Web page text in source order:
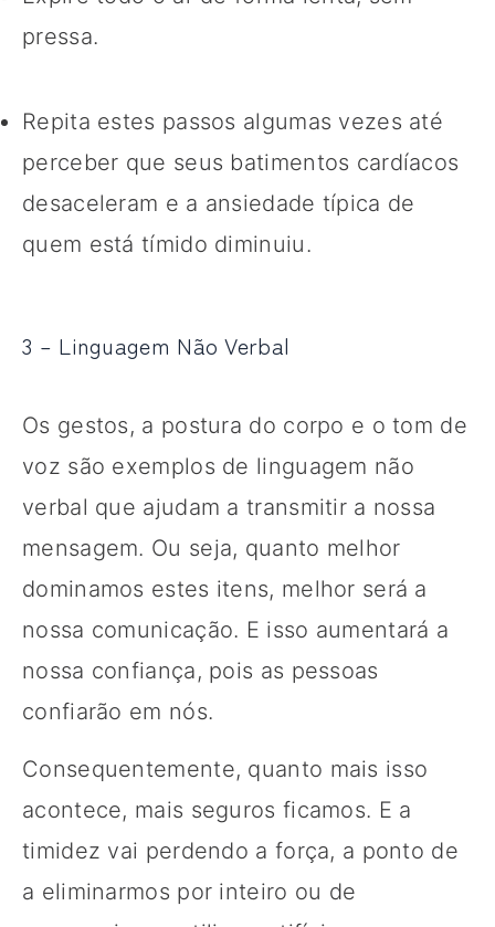
pressa.
Repita estes passos algumas vezes até
perceber que seus batimentos cardíacos
desaceleram e a ansiedade típica de
quem está tímido diminuiu.
3 – Linguagem Não Verbal
Os gestos, a postura do corpo e o tom de
voz são exemplos de linguagem não
verbal que ajudam a transmitir a nossa
mensagem. Ou seja, quanto melhor
dominamos estes itens, melhor será a
nossa comunicação. E isso aumentará a
nossa confiança, pois as pessoas
confiarão em nós.
Consequentemente, quanto mais isso
acontece, mais seguros ficamos. E a
timidez vai perdendo a força, a ponto de
a eliminarmos por inteiro ou de